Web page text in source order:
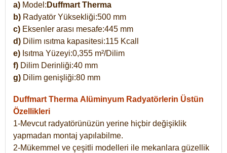
a) Model: Duffmart Therma
b) Radyatör Yüksekliği:500 mm
c) Eksenler arası mesafe:445 mm
d) Dilim ısıtma kapasitesi:115 Kcall
e) Isıtma Yüzeyi:0,355 m²/Dilim
f) Dilim Derinliği:40 mm
g) Dilim genişliği:80 mm
Duffmart Therma Alüminyum Radyatörlerin Üstün
Özellikleri
1-Mevcut radyatörünüzün yerine hiçbir değişiklik
yapmadan montaj yapılabilme.
2-Mükemmel ve çeşitli modelleri ile mekanlara güzellik